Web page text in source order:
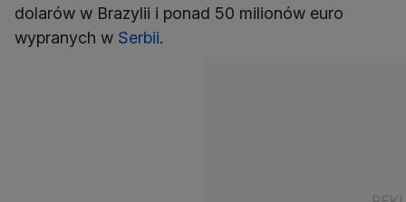
dolarów w Brazylii i ponad 50 milionów euro
wypranych w Serbii.